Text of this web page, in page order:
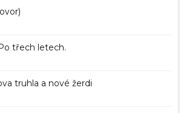
třech letech.
truhla a nové žerdi